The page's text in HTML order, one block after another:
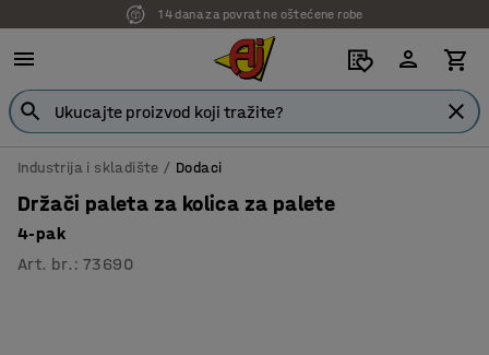
7 godina garancije
Industrija i skladište Dodaci
Držači paleta za kolica za palete
4-pak
Art. br. :73690